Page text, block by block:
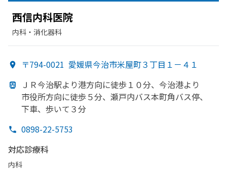
西信内科医院
内科・​消化器科
〒794-0021 愛媛県今治市米屋町３丁目１－４１
ＪＲ今治駅より港方向に徒歩１０分、 今治港より
市役所方向に徒歩５分、 瀬戸内バス本町角バス停、
下車、 歩いて ３分
0898-22-5753
対応診療科
内科